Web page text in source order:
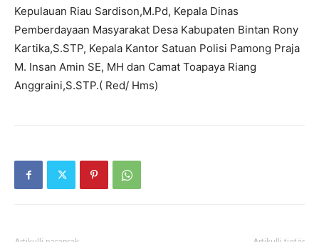
Kepulauan Riau Sardison,M.Pd, Kepala Dinas
Pemberdayaan Masyarakat Desa Kabupaten Bintan Rony
Kartika,S.STP, Kepala Kantor Satuan Polisi Pamong Praja
M. Insan Amin SE, MH dan Camat Toapaya Riang
Anggraini,S.STP.( Red/ Hms)